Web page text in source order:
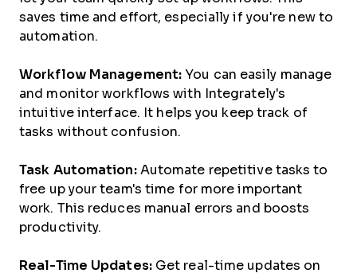
saves time and effort, especially if you're new to
automation.
Workflow Management: You can easily manage
and monitor workflows with Integrately's
intuitive interface. It helps you keep track of
tasks without confusion.
Task Automation:Automate repetitive tasks to
free up your team's time for more important
work. This reduces manual errors and boosts
productivity.
Real-Time Updates:Get real-time updates on